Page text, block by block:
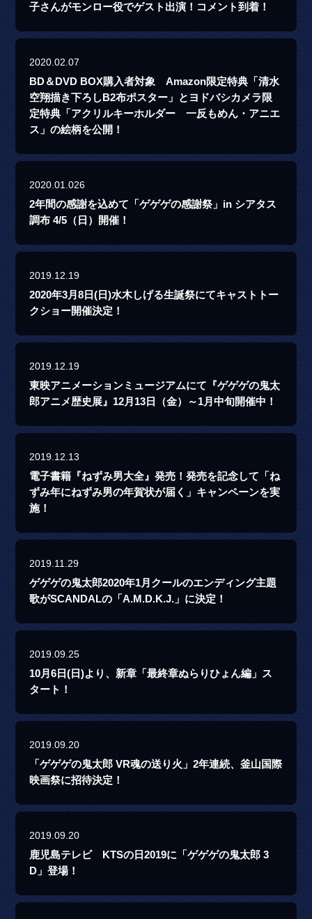
子さんがモンロー役でゲスト出演！コメント到着！
2020.02.07
BD＆DVD BOX購入者対象 Amazon限定特典「清水
空翔描き下ろしB2布ポスター」とヨドバシカメラ限
定特典「アクリルキーホルダー 一反もめん・アニエ
ス」の絵柄を公開！
2020.01.026
2年間の感謝を込めて「ゲゲゲの感謝祭」in シアタス
調布 4/5（日）開催！
2019.12.19
2020年3月8日(日)水木しげる生誕祭にてキャストトー
クショー開催決定！
2019.12.19
東映アニメーションミュージアムにて『ゲゲゲの鬼太
郎アニメ歴史展』12月13日（金）～1月中旬開催中！
2019.12.13
電子書籍『ねずみ男大全』発売！発売を記念して「ね
ずみ年にねずみ男の年賀状が届く」キャンペーンを実
施！
2019.11.29
ゲゲゲの鬼太郎2020年1月クールのエンディング主題
歌がSCANDALの「A.M.D.K.J.」に決定！
2019.09.25
10月6日(日)より、新章「最終章ぬらりひょん編」ス
タート！
2019.09.20
「ゲゲゲの鬼太郎 VR魂の送り火」2年連続、釜山国際
映画祭に招待決定！
2019.09.20
鹿児島テレビ KTSの日2019に「ゲゲゲの鬼太郎 3
D」登場！